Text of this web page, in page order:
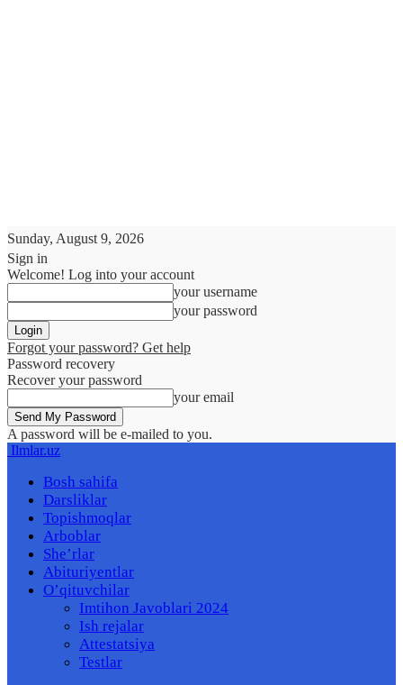
Sunday, August 9, 2026
Sign in
Welcome! Log into your account
your username
your password
Forgot your password? Get help
Password recovery
Recover your password
your email
A password will be e-mailed to you.
Ilmlar.uz
Bosh sahifa
Darsliklar
Topishmoqlar
Arboblar
She’rlar
Abituriyentlar
O’qituvchilar
Imtihon Javoblari 2024
Ish rejalar
Attestatsiya
Testlar